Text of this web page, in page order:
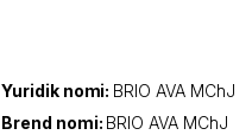
Yuridik nomi: BRIO AVA MChJ
Brend nomi: BRIO AVA MChJ